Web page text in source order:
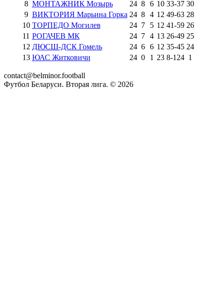
8 МОНТАЖНИК Мозырь 24 8 6 10 33-37 30
9 ВИКТОРИЯ Марьина Горка 24 8 4 12 49-63 28
10 ТОРПЕДО Могилев 24 7 5 12 41-59 26
11 РОГАЧЕВ МК 24 7 4 13 26-49 25
12 ДЮСШ-ДСК Гомель 24 6 6 12 35-45 24
13 ЮАС Житковичи 24 0 1 23 8-124 1
contact@belminor.football
Футбол Беларуси. Вторая лига. © 2026